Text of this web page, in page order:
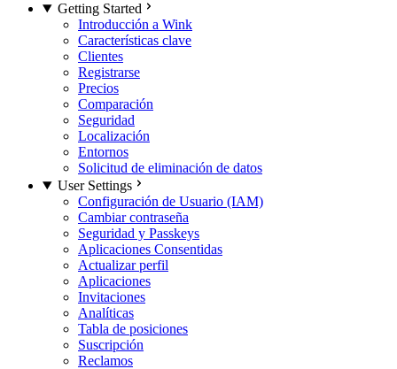
Getting Started
Introducción a Wink
Características clave
Clientes
Registrarse
Precios
Comparación
Seguridad
Localización
Entornos
Solicitud de eliminación de datos
User Settings
Configuración de Usuario (IAM)
Cambiar contraseña
Seguridad y Passkeys
Aplicaciones Consentidas
Actualizar perfil
Aplicaciones
Invitaciones
Analíticas
Tabla de posiciones
Suscripción
Reclamos